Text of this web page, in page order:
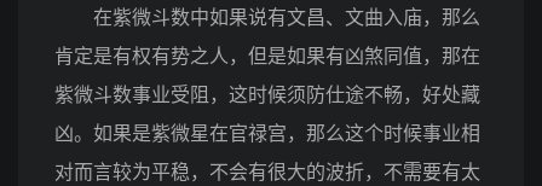
在紫微斗数中如果说有文昌、文曲入庙，那么
肯定是有权有势之人，但是如果有凶煞同值，那在
紫微斗数事业受阻，这时候须防仕途不畅，好处藏
凶。如果是紫微星在官禄宫，那么这个时候事业相
对而言较为平稳，不会有很大的波折，不需要有太